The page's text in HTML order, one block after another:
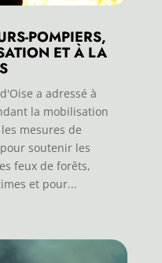
POMPIERS,
ET À LA
a adressé à
la mobilisation
mesures de
soutenir les
feux de forêts,
et pour...